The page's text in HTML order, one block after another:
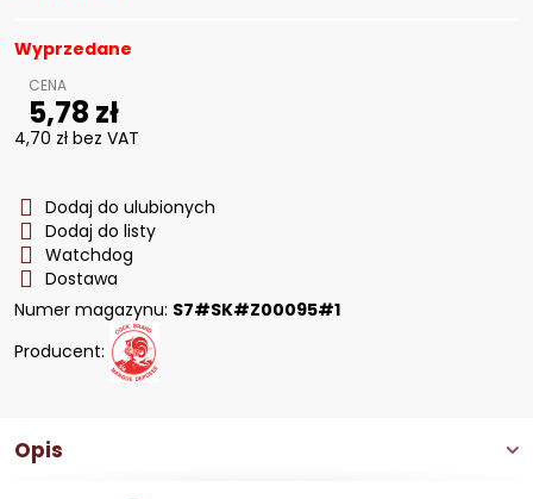
Wyprzedane
5,78 zł
4,70 zł bez VAT
Dodaj do ulubionych
Dodaj do listy
Watchdog
Dostawa
Numer magazynu: S7#SK#Z00095#1
Producent:
Opis